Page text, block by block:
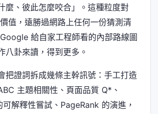
麼、彼此怎麼咬合」。這種粒度對
值，遠勝過網路上任何一份猜測清
給自家工程師看的內部路線圖
八卦來讀，得到更多。
把證詞拆成幾條主幹訊號：手工打造
主題相關性、頁面品質 Q*、
解釋性嘗試、PageRank 的演進，